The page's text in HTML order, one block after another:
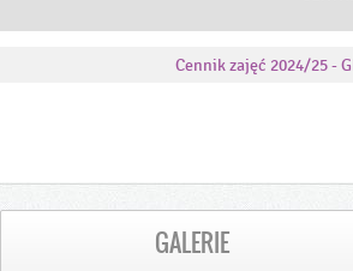
Cennik zajęć 2024/25 -
GALERIE